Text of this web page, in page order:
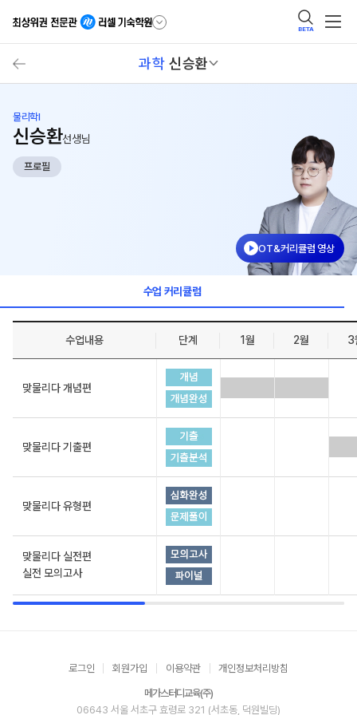
BETA
과학 신승환
물리학I
신승환선생님
프로필
OT&커리큘럼 영상
수업 커리큘럼
수업내용 단계 1월 2월 3
맞물리다 개념편
맞물리다 기출편
맞물리다 유형편
맞물리다 실전편
실전 모의고사
로그인 회원가입 이용약관 개인정보처리방침
메가스터디교육(주)
06643 서울 서초구 효령로 321 (서초동, 덕원빌딩)